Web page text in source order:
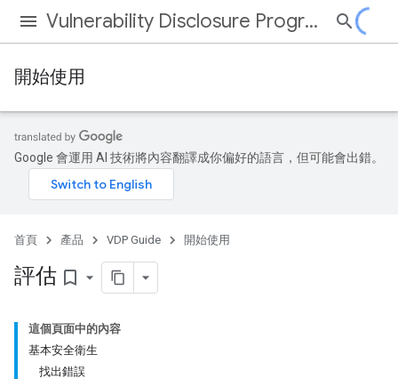
Vulnerability Disclosure Program
開始使用
Google 會運用 AI 技術將內容翻譯成你偏好的語言，但可能會出錯。
首頁 產品 VDP Guide 開始使用
評估 bookmark_border
這個頁面中的內容
基本安全衛生
找出錯誤